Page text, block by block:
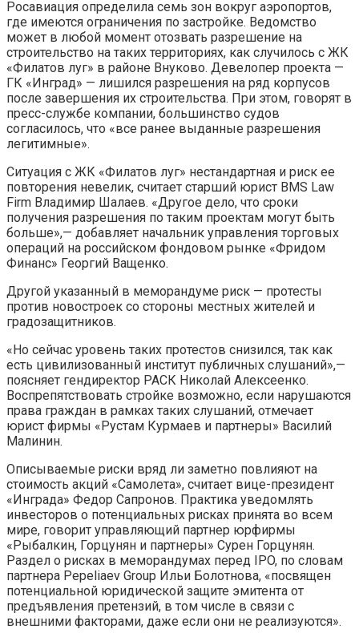
Росавиация определила семь зон вокруг аэропортов,
где имеются ограничения по застройке. Ведомство
может в любой момент отозвать разрешение на
строительство на таких территориях, как случилось с ЖК
«Филатов луг» в районе Внуково. Девелопер проекта —
ГК «Инград» — лишился разрешения на ряд корпусов
после завершения их строительства. При этом, говорят в
пресс-службе компании, большинство судов
согласилось, что «все ранее выданные разрешения
легитимные».
Ситуация с ЖК «Филатов луг» нестандартная и риск ее
повторения невелик, считает старший юрист BMS Law
Firm Владимир Шалаев. «Другое дело, что сроки
получения разрешения по таким проектам могут быть
больше»,— добавляет начальник управления торговых
операций на российском фондовом рынке «Фридом
Финанс» Георгий Ващенко.
Другой указанный в меморандуме риск — протесты
против новостроек со стороны местных жителей и
градозащитников.
«Но сейчас уровень таких протестов снизился, так как
есть цивилизованный институт публичных слушаний»,—
поясняет гендиректор РАСК Николай Алексеенко.
Воспрепятствовать стройке возможно, если нарушаются
права граждан в рамках таких слушаний, отмечает
юрист фирмы «Рустам Курмаев и партнеры» Василий
Малинин.
Описываемые риски вряд ли заметно повлияют на
стоимость акций «Самолета», считает вице-президент
«Инграда» Федор Сапронов. Практика уведомлять
инвесторов о потенциальных рисках принята во всем
мире, говорит управляющий партнер юрфирмы
«Рыбалкин, Горцунян и партнеры» Сурен Горцунян.
Раздел о рисках в меморандумах перед IPO, по словам
партнера Pepeliaev Group Ильи Болотнова, «посвящен
потенциальной юридической защите эмитента от
предъявления претензий, в том числе в связи с
внешними факторами, даже если они не реализуются».